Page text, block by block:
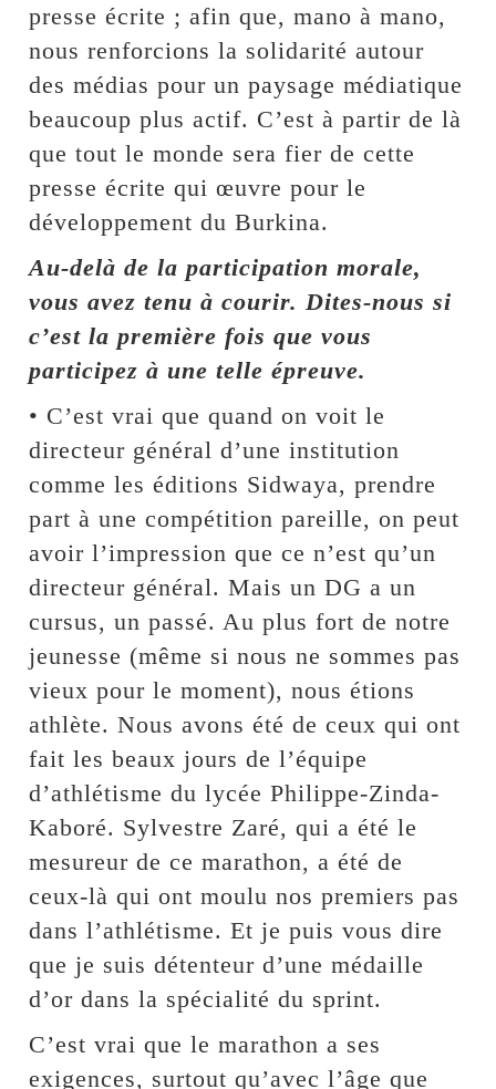
presse écrite ; afin que, mano à mano,
nous renforcions la solidarité autour
des médias pour un paysage médiatique
beaucoup plus actif. C’est à partir de là
que tout le monde sera fier de cette
presse écrite qui œuvre pour le
développement du Burkina.
Au-delà de la participation morale,
vous avez tenu à courir. Dites-nous si
c’est la première fois que vous
participez à une telle épreuve.
• C’est vrai que quand on voit le
directeur général d’une institution
comme les éditions Sidwaya, prendre
part à une compétition pareille, on peut
avoir l’impression que ce n’est qu’un
directeur général. Mais un DG a un
cursus, un passé. Au plus fort de notre
jeunesse (même si nous ne sommes pas
vieux pour le moment), nous étions
athlète. Nous avons été de ceux qui ont
fait les beaux jours de l’équipe
d’athlétisme du lycée Philippe-Zinda-
Kaboré. Sylvestre Zaré, qui a été le
mesureur de ce marathon, a été de
ceux-là qui ont moulu nos premiers pas
dans l’athlétisme. Et je puis vous dire
que je suis détenteur d’une médaille
d’or dans la spécialité du sprint.
C’est vrai que le marathon a ses
exigences, surtout qu’avec l’âge que